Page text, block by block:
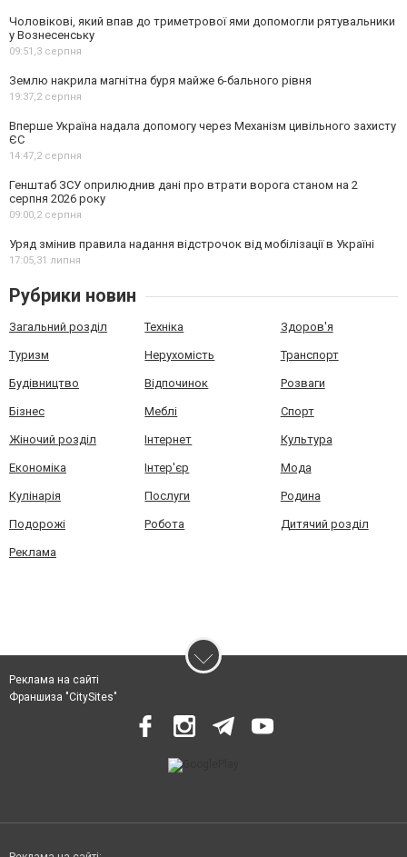
Чоловікові, який впав до триметрової ями допомогли рятувальники
у Вознесенську
09:51,3 серпня
Землю накрила магнітна буря майже 6-бального рівня
19:37,2 серпня
Вперше Україна надала допомогу через Механізм цивільного захисту
ЄС
14:47,2 серпня
Генштаб ЗСУ оприлюднив дані про втрати ворога станом на 2
серпня 2026 року
09:00,2 серпня
Уряд змінив правила надання відстрочок від мобілізації в Україні
17:05,31 липня
Рубрики новин
Загальний розділ Техніка Здоров'я
Туризм Нерухомість Транспорт
Будівництво Відпочинок Розваги
Бізнес Меблі Спорт
Жіночий розділ Інтернет Культура
Економіка Інтер'єр Мода
Кулінарія Послуги Родина
Подорожі Робота Дитячий розділ
Реклама
Реклама на сайті
Франшиза "CitySites"